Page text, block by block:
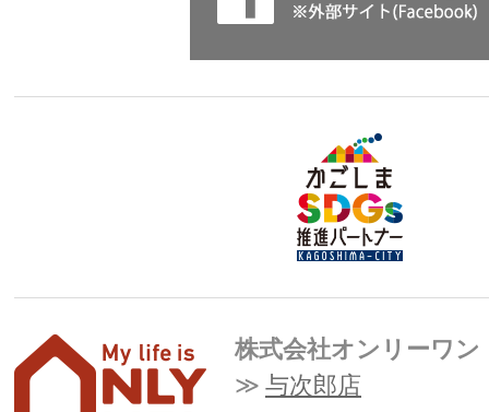
株式会社オンリーワン
与次郎店